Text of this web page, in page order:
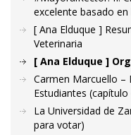
excelente basado
[ Ana Elduque ]
Veterinaria
[ Ana Elduque ]
Carmen Marcuello –
Estudiantes (capítulo
La Universidad de
para votar)